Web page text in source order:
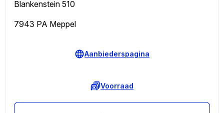
Blankenstein 510
7943 PA Meppel
Aanbiederspagina
Voorraad